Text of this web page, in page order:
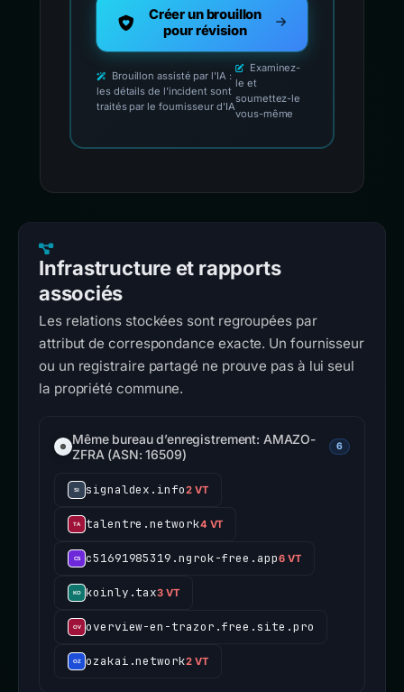
Créer un brouillon
pour révision
Brouillon assisté par l'IA :
les détails de l'incident sont
traités par le fournisseur d'IA
Examinez-
le et
soumettez-le
vous-même
Infrastructure et rapports
associés
Les relations stockées sont regroupées par
attribut de correspondance exacte. Un fournisseur
ou un registraire partagé ne prouve pas à lui seul
la propriété commune.
Même bureau d’enregistrement: AMAZO-
ZFRA (ASN: 16509)
6
signaldex.info2 VT
talentre.network4 VT
c51691985319.ngrok-free.app6 VT
koinly.tax3 VT
overview-en-trazor.free.site.pro
ozakai.network2 VT